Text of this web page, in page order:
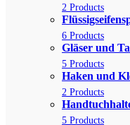
2 Products
6 Products
Gläser und
5 Products
Haken und
2 Products
5 Products